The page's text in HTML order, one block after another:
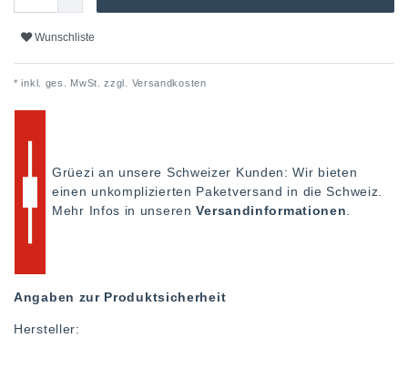
Wunschliste
* inkl. ges. MwSt. zzgl. Versandkosten
Grüezi an unsere Schweizer Kunden: Wir bieten
einen unkomplizierten Paketversand in die Schweiz.
Mehr Infos in unserenVersandinformationen
Angaben zur Produktsicherheit
Hersteller: